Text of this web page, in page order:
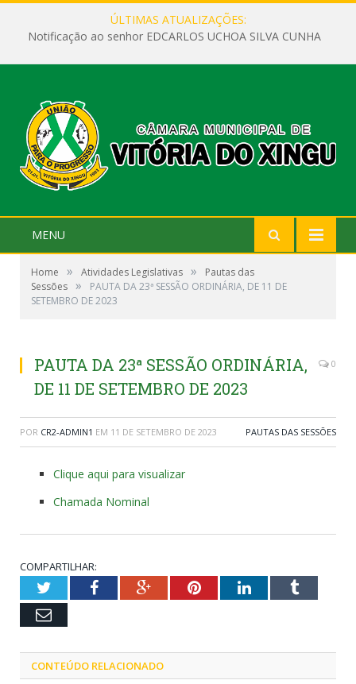
ÚLTIMAS ATUALIZAÇÕES:
Notificação ao senhor EDCARLOS UCHOA SILVA CUNHA
MENU
Home » Atividades Legislativas »
Pautas das
Sessões »
PAUTA DA 23ª SESSÃO ORDINÁRIA, DE 11 DE
SETEMBRO DE 2023
PAUTA DA 23ª SESSÃO ORDINÁRIA,
DE 11 DE SETEMBRO DE 2023
0
POR CR2-ADMIN1 EM 11 DE SETEMBRO DE 2023 PAUTAS DAS SESSÕES
Clique aqui para visualizar
Chamada Nominal
COMPARTILHAR:
TwitterFacebookGoogle+PinterestLinkedInTumblr
Email
CONTEÚDO RELACIONADO